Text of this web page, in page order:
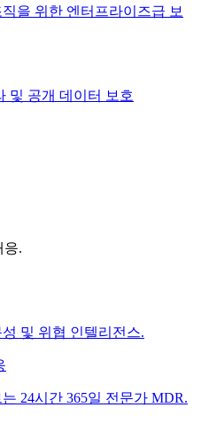
을 위한 엔터프라이즈급 보
및 공개 데이터 보호
응.
및 위협 인텔리전스.
24시간 365일 전문가 MDR.